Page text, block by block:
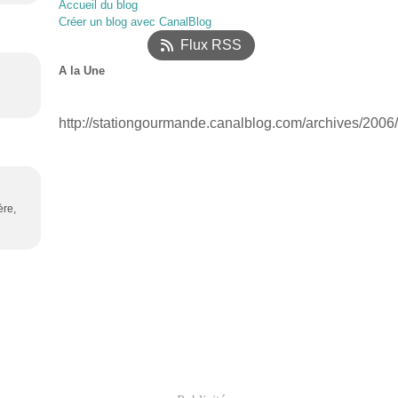
Janvier (12)
Février(17)
Janvier(18)
Mars(52)
Accueil du blog
Créer un blog avec CanalBlog
Flux RSS
A la Une
http://stationgourmande.canalblog.com/archives/